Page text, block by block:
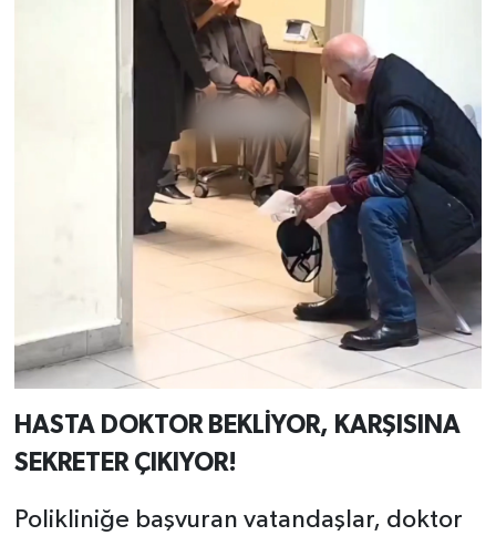
HASTA DOKTOR BEKLİYOR, KARŞISINA
SEKRETER ÇIKIYOR!
Polikliniğe başvuran vatandaşlar, doktor